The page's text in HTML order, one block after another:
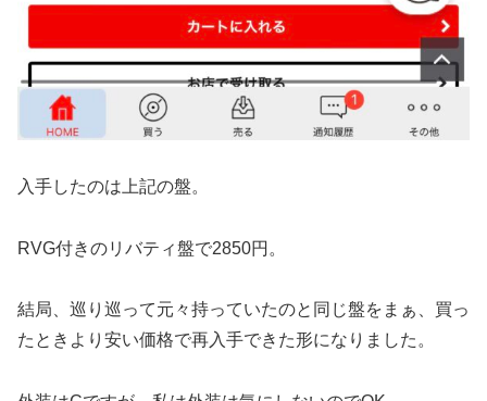
入手したのは上記の盤。
RVG付きのリバティ盤で2850円。
結局、巡り巡って元々持っていたのと同じ盤をまぁ、買っ
たときより安い価格で再入手できた形になりました。